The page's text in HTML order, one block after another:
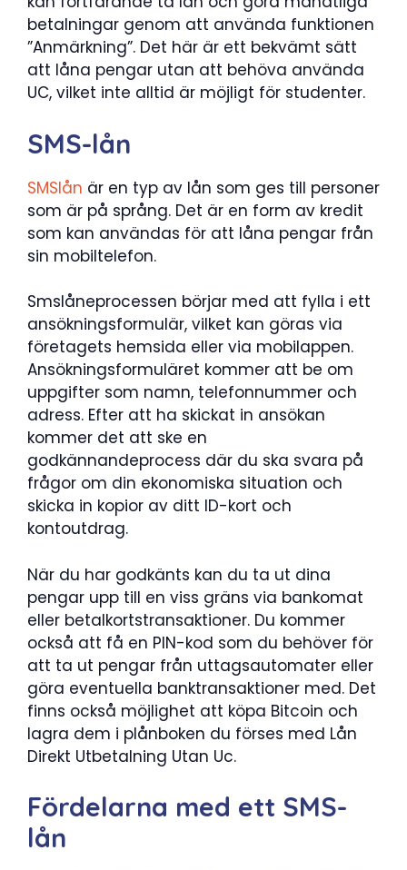
betalningar genom att använda funktionen
”Anmärkning”. Det här är ett bekvämt sätt
att låna pengar utan att behöva använda
UC, vilket inte alltid är möjligt för studenter.
SMS-lån
SMSlån är en typ av lån som ges till personer
som är på språng. Det är en form av kredit
som kan användas för att låna pengar från
sin mobiltelefon.
Smslåneprocessen börjar med att fylla i ett
ansökningsformulär, vilket kan göras via
företagets hemsida eller via mobilappen.
Ansökningsformuläret kommer att be om
uppgifter som namn, telefonnummer och
adress. Efter att ha skickat in ansökan
kommer det att ske en
godkännandeprocess där du ska svara på
frågor om din ekonomiska situation och
skicka in kopior av ditt ID-kort och
kontoutdrag.
När du har godkänts kan du ta ut dina
pengar upp till en viss gräns via bankomat
eller betalkortstransaktioner. Du kommer
också att få en PIN-kod som du behöver för
att ta ut pengar från uttagsautomater eller
göra eventuella banktransaktioner med. Det
finns också möjlighet att köpa Bitcoin och
lagra dem i plånboken du förses med Lån
Direkt Utbetalning Utan Uc.
Fördelarna med ett SMS-
lån